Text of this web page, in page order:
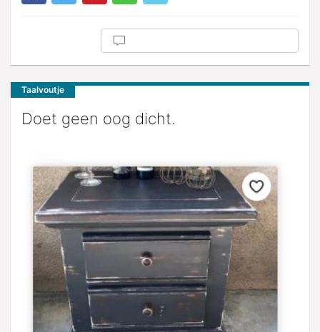
Taalvoutje
Doet geen oog dicht.